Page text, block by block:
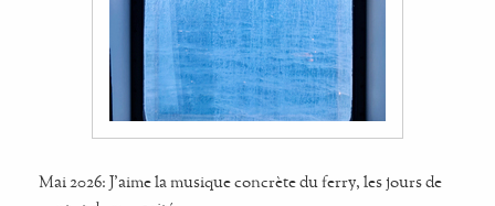
Mai 2026: J'aime la musique concrète du ferry, les jours de